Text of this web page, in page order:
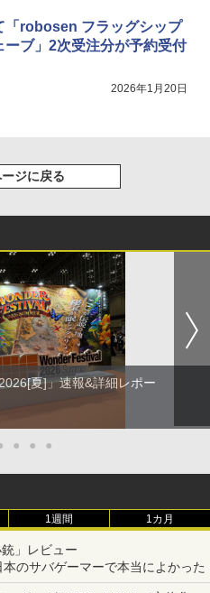
「robosen フラッグシップ
ーブ」2次受注分が予約受付
2026年1月20日
ージに戻る
夏]」速報&詳細レポー
● ● ●
1週間 1カ月
」レビュー
のサバゲーマーで本当によかった